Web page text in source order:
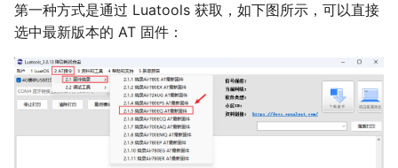
第一种方式是通过 Luatools 获取，如下图所示，可以直接
选中最新版本的 AT 固件：